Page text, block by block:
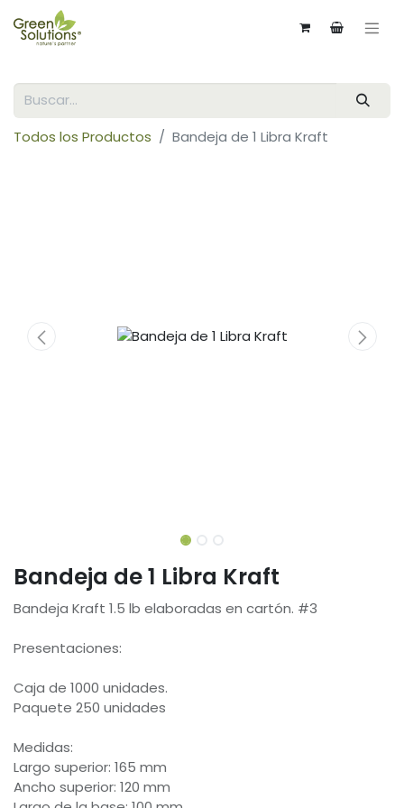
Todos los Productos Bandeja de 1 Libra Kraft
Bandeja de 1 Libra Kraft
Bandeja Kraft 1.5 lb elaboradas en cartón. #3
Presentaciones:
Caja de 1000 unidades.
Paquete 250 unidades
Medidas:
Largo superior: 165 mm
Ancho superior: 120 mm